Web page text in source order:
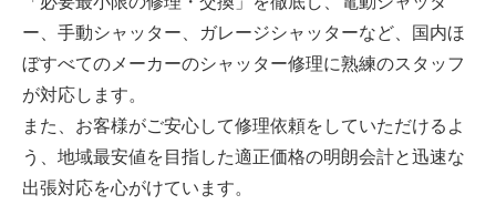
ー、手動シャッター、ガレージシャッターなど、国内ほ
ぼすべてのメーカーのシャッター修理に熟練のスタッフ
が対応します。
また、お客様がご安心して修理依頼をしていただけるよ
う、地域最安値を目指した適正価格の明朗会計と迅速な
出張対応を心がけています。